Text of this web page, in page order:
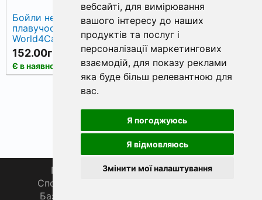
вебсайті, для вимірювання
вашого інтересу до наших
продуктів та послуг і
персоналізації маркетингових
взаємодій, для показу реклами
яка буде більш релевантною для
вас.
Я погоджуюсь
Я відмовляюсь
Змінити мої налаштування
Бойли нейтральної
плавучості wafters
World4Carp Plum
(слива), 9х11 мм
152.00грн.
Є в наявності КУПИТИ
Бойли нейтральної
плавучості wafters
World4Carp Pineapple
(ананас), 9х11 мм
152.00грн.
Є в наявності КУПИТИ
Головна Про нас
Магазин 🛒
Спортивна рибалка 🏆
База знань 📚